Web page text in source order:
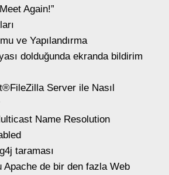
Again!”
ve Yapılandırma
dolduğunda ekranda bildirim
Server ile Nasıl
Name Resolution
taraması
Apache de bir den fazla Web